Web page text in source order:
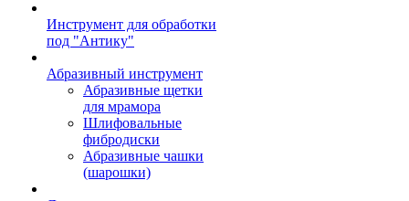
Инструмент для обработки
под "Антику"
Абразивный инструмент
Абразивные щетки
для мрамора
Шлифовальные
фибродиски
Абразивные чашки
(шарошки)